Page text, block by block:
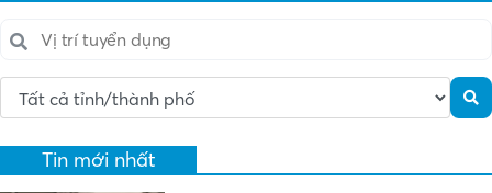
Tin mới nhất